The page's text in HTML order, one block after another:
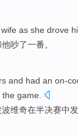
wife as she drove
吵了一番。
and had an on-
the game
波维奇在半决赛中